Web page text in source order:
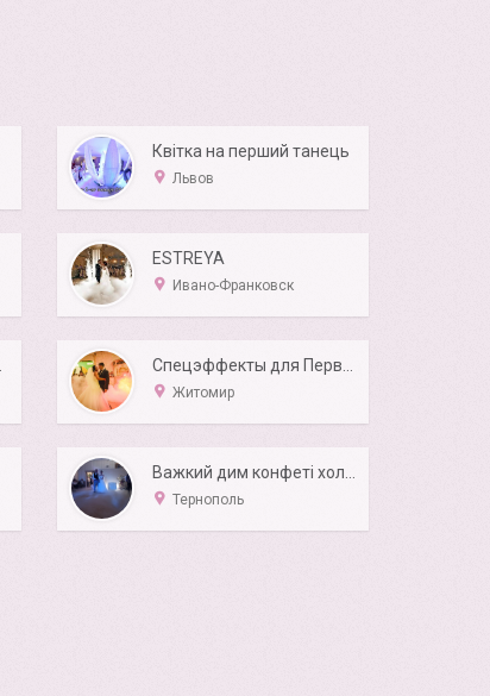
Квітка на перший танець
Львов
ESTREYA
Ивано-Франковск
Житомир
Тернополь